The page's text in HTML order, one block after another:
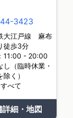
3423
大江戸線 麻布
徒歩3分
11:00 - 20:00
し（臨時休業・
く）
べて
詳細・地図